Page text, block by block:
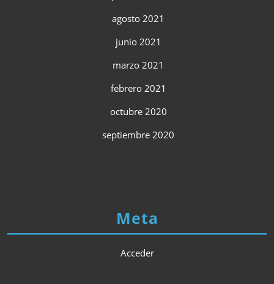
agosto 2021
junio 2021
marzo 2021
febrero 2021
octubre 2020
septiembre 2020
Meta
Acceder